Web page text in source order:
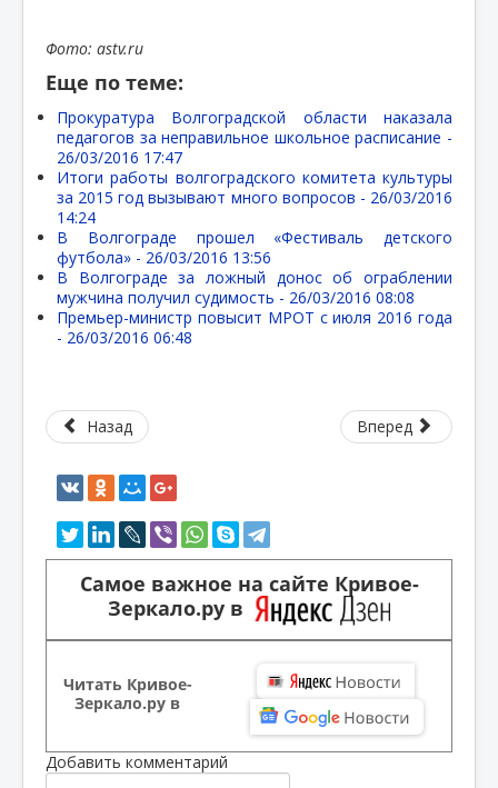
Фото: astv.ru
Еще по теме:
Прокуратура Волгоградской области наказала
педагогов за неправильное школьное расписание -
26/03/2016 17:47
Итоги работы волгоградского комитета культуры
за 2015 год вызывают много вопросов - 26/03/2016
14:24
В Волгограде прошел «Фестиваль детского
футбола» - 26/03/2016 13:56
В Волгограде за ложный донос об ограблении
мужчина получил судимость - 26/03/2016 08:08
Премьер-министр повысит МРОТ с июля 2016 года
- 26/03/2016 06:48
Назад Вперед
Самое важное на сайте Кривое-
Зеркало.ру в
Читать Кривое-
Зеркало.ру в
Добавить комментарий